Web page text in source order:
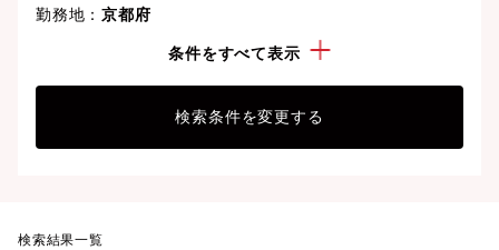
勤務地：京都府
営業(対中小企業)
条件をすべて表示
検索条件を変更する
検索結果一覧